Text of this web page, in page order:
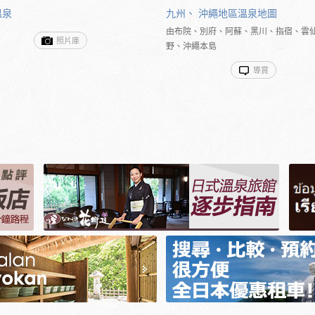
照片庫
九州、 沖繩地區溫泉地圖
由布院、別府、阿蘇、黑川、指宿、雲
野、沖繩本島
導賞